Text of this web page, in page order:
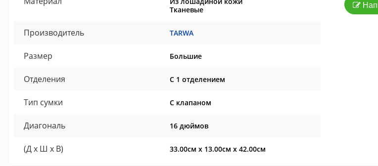
Тканевые
Производитель TARWA
Размер Большие
Отделения С 1 отделением
Тип сумки С клапаном
Диагональ 16 дюймов
(Д x Ш x В) 33.00см x 13.00см x 42.00см